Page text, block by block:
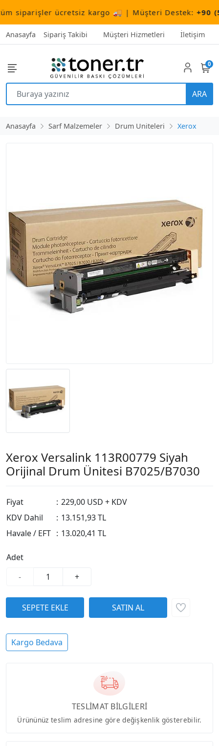
ücretsiz kargo 🚚 | Müşteri Destek:+90
Anasayfa Sipariş Takibi Müşteri Hizmetleri İletişim
ARA
0
Anasayfa Sarf Malzemeler Drum Uniteleri Xerox
Xerox Versalink 113R00779 Siyah
Orijinal Drum Ünitesi B7025/B7030
Fiyat : 229,00 USD + KDV
KDV Dahil
: 13.151,93 TL
Havale / EFT : 13.020,41 TL
Adet
-
+
Kargo Bedava
TESLİMAT BİLGİLERİ
Ürününüz teslim adresine göre değişkenlik gösterebilir.